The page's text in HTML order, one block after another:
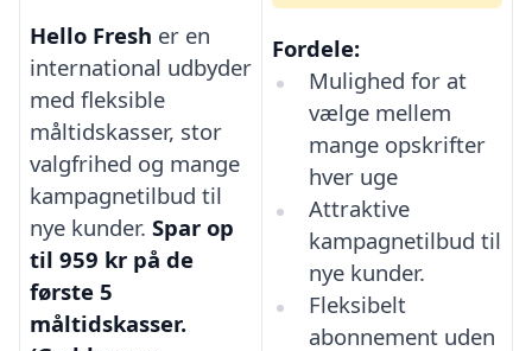
Hello Fresh er en
international udbyder
med fleksible
måltidskasser, stor
valgfrihed og mange
kampagnetilbud til
nye kunder. Spar op
til 959 kr på de
første 5
måltidskasser.
Fordele:
Mulighed for at
vælge mellem
mange opskrifter
hver uge
Attraktive
kampagnetilbud til
nye kunder.
Fleksibelt
abonnement uden